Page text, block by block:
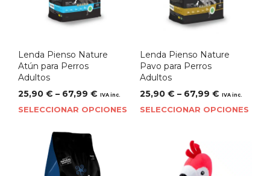
Lenda Pienso Nature
Atún para Perros
Adultos
25,90 € – 67,99 € IVA inc.
SELECCIONAR OPCIONES
Lenda Pienso Nature
Pavo para Perros
Adultos
25,90 € – 67,99 € IVA inc.
SELECCIONAR OPCIONES